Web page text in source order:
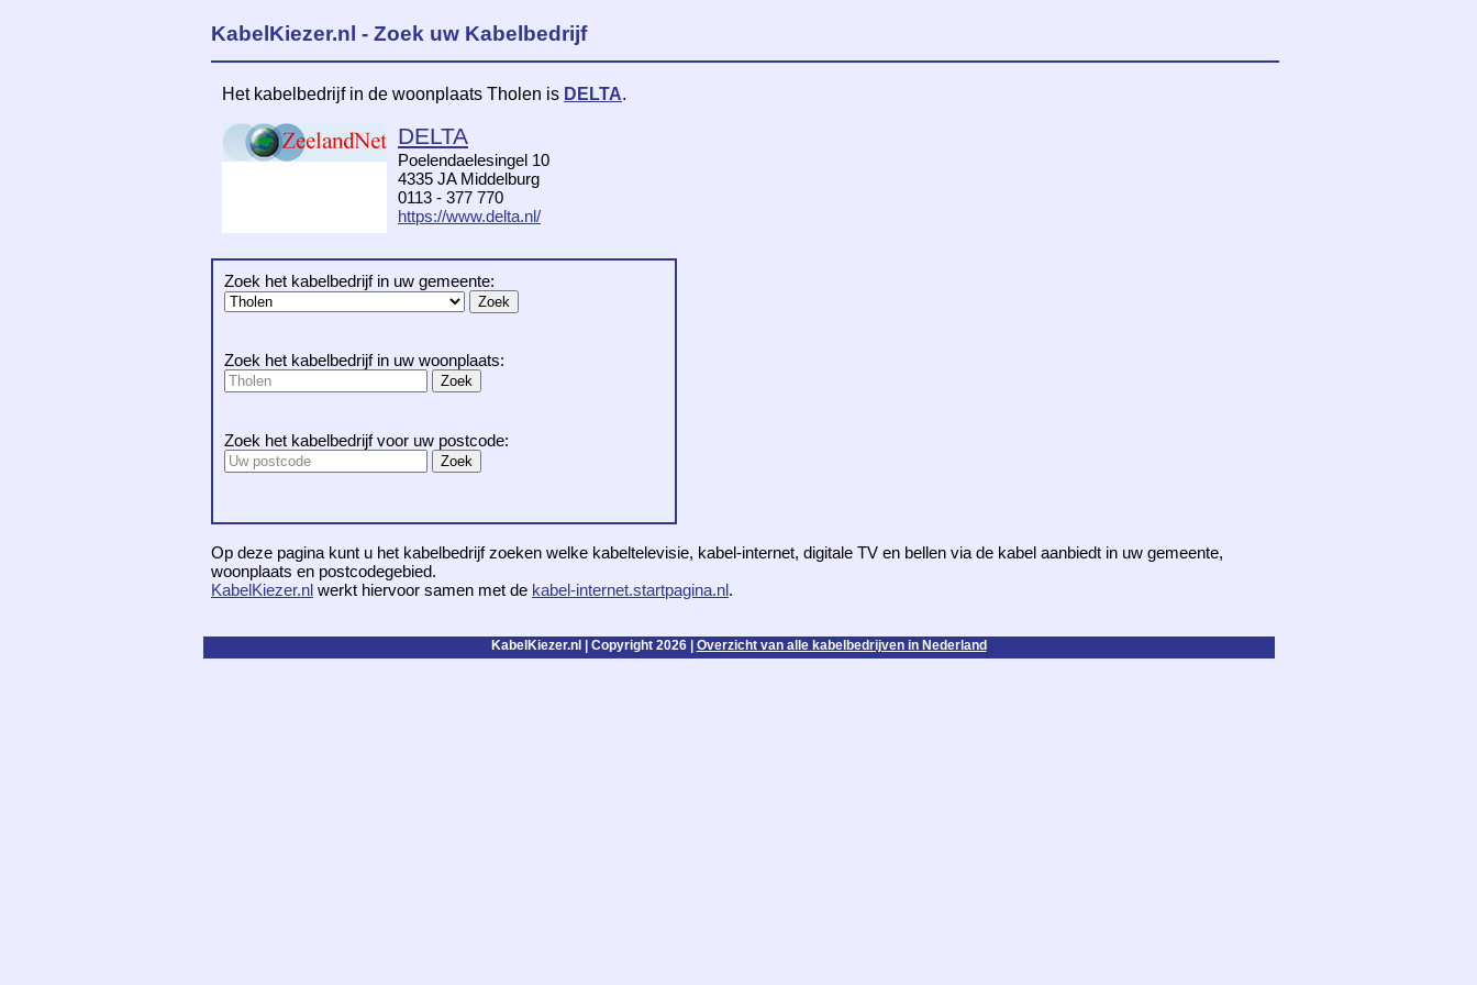
KabelKiezer.nl - Zoek uw Kabelbedrijf
Het kabelbedrijf in de woonplaats Tholen is DELTA.
DELTA
Poelendaelesingel 10
4335 JA Middelburg
0113 - 377 770
https://www.delta.nl/
Zoek het kabelbedrijf in uw gemeente:
Zoek het kabelbedrijf in uw woonplaats:
Zoek het kabelbedrijf voor uw postcode:
Op deze pagina kunt u het kabelbedrijf zoeken welke kabeltelevisie, kabel-internet, digitale TV en bellen via de kabel aanbiedt in uw gemeente,
woonplaats en postcodegebied.
KabelKiezer.nl werkt hiervoor samen met de kabel-internet.startpagina.nl.
KabelKiezer.nl | Copyright 2026 | Overzicht van alle kabelbedrijven in Nederland